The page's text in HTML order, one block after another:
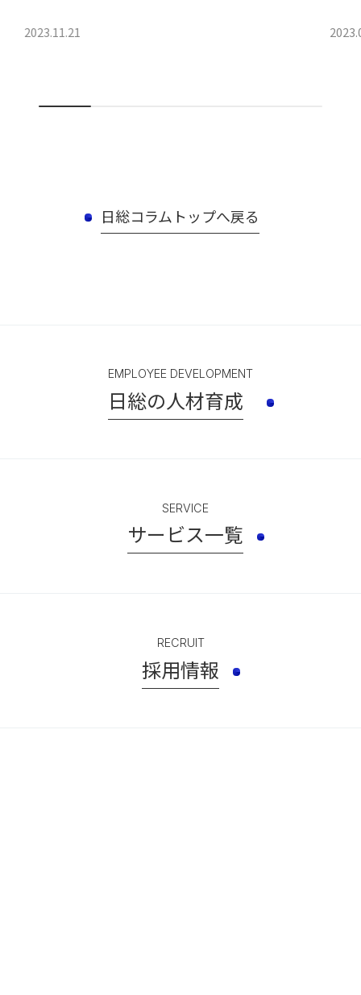
2023.11.21
日総コラムトップへ戻る
EMPLOYEE DEVELOPMENT
日総の人材育成
SERVICE
サービス一覧
RECRUIT
採用情報